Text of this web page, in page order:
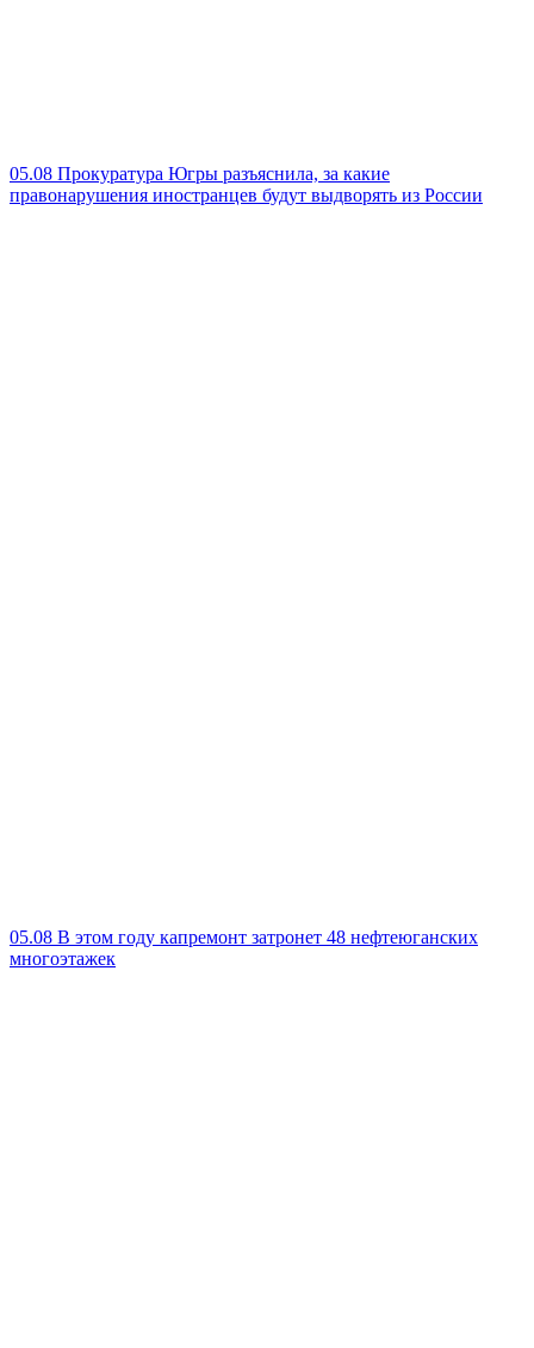
05.08 Прокуратура Югры разъяснила, за какие
правонарушения иностранцев будут выдворять из России
05.08 В этом году капремонт затронет 48 нефтеюганских
многоэтажек